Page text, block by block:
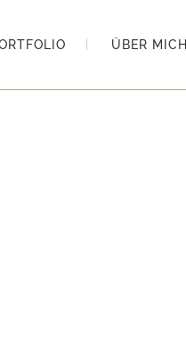
ÜBER MICH